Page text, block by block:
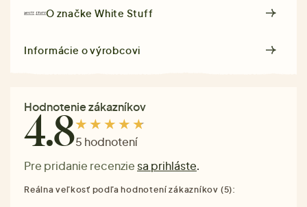
O značkeWhite Stuff
Informácie o výrobcovi
Hodnotenie zákazníkov
4.85 hodnotení
Pre pridanie recenzie sa prihláste.
Reálna veľkosť podľa hodnotení zákazníkov (5):